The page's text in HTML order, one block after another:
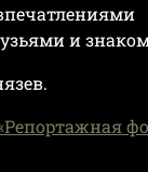
и